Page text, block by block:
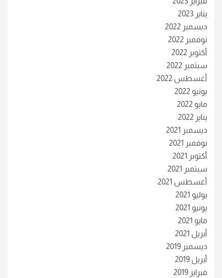
يناير 2023
ديسمبر 2022
نوفمبر 2022
أكتوبر 2022
سبتمبر 2022
أغسطس 2022
يونيو 2022
مايو 2022
يناير 2022
ديسمبر 2021
نوفمبر 2021
أكتوبر 2021
سبتمبر 2021
أغسطس 2021
يوليو 2021
يونيو 2021
مايو 2021
أبريل 2021
ديسمبر 2019
أبريل 2019
فبراير 2019